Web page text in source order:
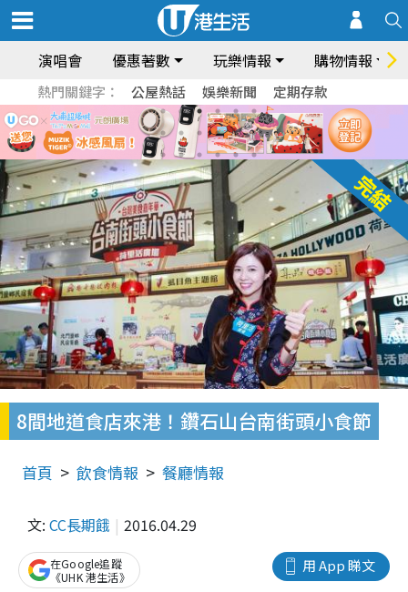
演唱會 優惠著數 玩樂情報 購物情報
熱門關鍵字： 公屋熱話 娛樂新聞 定期存款
8間地道食店來港！鑽石山台南街頭小食節
首頁 飲食情報 餐廳情報
文: CC長期餓 2016.04.29
用 App 睇文
在Google追蹤
《UHK 港生活》